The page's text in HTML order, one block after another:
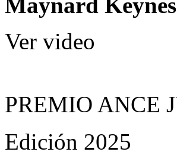
Ver video
PREMIO ANCE
Edición 2025